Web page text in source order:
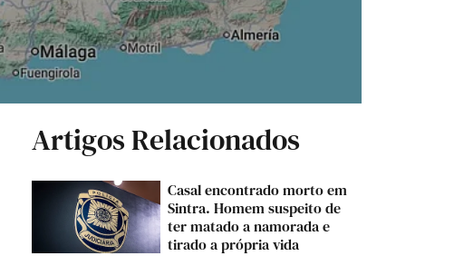
Artigos Relacionados
Casal encontrado morto em
Sintra. Homem suspeito de
ter matado a namorada e
tirado a própria vida